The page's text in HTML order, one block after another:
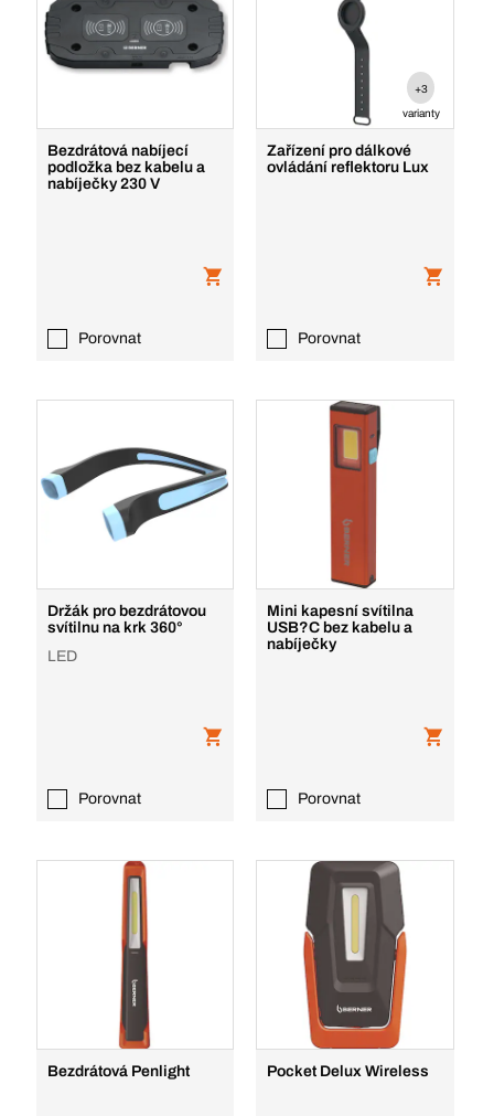
Bezdrátová nabíjecí
podložka bez kabelu a
nabíječky 230 V
Porovnat
+3
varianty
Zařízení pro dálkové
ovládání reflektoru Lux
Porovnat
Držák pro bezdrátovou
svítilnu na krk 360°
LED
Porovnat
Mini kapesní svítilna
USB?C bez kabelu a
nabíječky
Porovnat
Bezdrátová Penlight Pocket Delux Wireless